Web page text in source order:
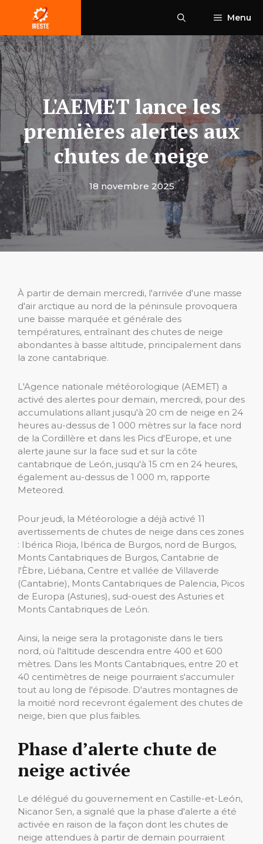
contenu
Menu
L'AEMET lance les
premières alertes aux
chutes de neige
18 novembre 2025
À partir de demain mercredi, l'arrivée d'une masse
d'air arctique au nord de la péninsule provoquera
une baisse marquée et générale des
températures, entraînant des chutes de neige
abondantes à basse altitude, principalement dans
la zone cantabrique.
L'Agence nationale météorologique (AEMET) a
activé des alertes pour demain, mercredi, pour des
accumulations allant jusqu'à 20 cm de neige en 24
heures au-dessus de 1 000 mètres sur la face nord
de la Cordillère et dans les Pics d'Europe, et une
alerte jaune sur la face sud et sur la côte
cantabrique de León, jusqu'à 15 cm en 24 heures,
également au-dessus de 1 000 m, rapporte
Meteored.
Pour jeudi, la Météorologie a déjà activé 11
avertissements de chutes de neige dans ces zones
: Ibérica Rioja, Ibérica de Burgos, nord de Burgos,
Monts Cantabriques de Burgos, Cantabrie de
l'Èbre, Liébana, Centre et vallée de Villaverde
(Cantabrie), Monts Cantabriques de Palencia, Picos
de Europa (Asturies), sud-ouest des Asturies et
Monts Cantabriques de León.
Ainsi, la neige sera la protagoniste dans le tiers
nord, où l'altitude descendra entre 400 et 600
mètres. Dans les Monts Cantabriques, entre 20 et
40 centimètres de neige pourraient s'accumuler
tout au long de l'épisode. D'autres montagnes de
la moitié nord recevront également des chutes de
neige, bien que plus faibles.
Phase d’alerte chute de
neige activée
Le délégué du gouvernement en Castille-et-León,
Nicanor Sen, a signalé que la phase d'alerte a été
activée en raison de la façon dont les chutes de
neige attendues à partir de demain pourraient